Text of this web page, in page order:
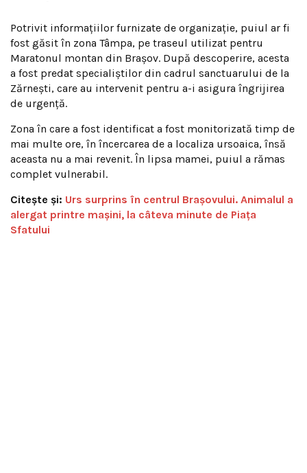
Potrivit informațiilor furnizate de organizație, puiul ar fi
fost găsit în zona Tâmpa, pe traseul utilizat pentru
Maratonul montan din Brașov. După descoperire, acesta
a fost predat specialiștilor din cadrul sanctuarului de la
Zărnești, care au intervenit pentru a-i asigura îngrijirea
de urgență.
Zona în care a fost identificat a fost monitorizată timp de
mai multe ore, în încercarea de a localiza ursoaica, însă
aceasta nu a mai revenit. În lipsa mamei, puiul a rămas
complet vulnerabil.
Citește și: Urs surprins în centrul Brașovului. Animalul a
alergat printre mașini, la câteva minute de Piața
Sfatului